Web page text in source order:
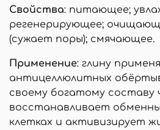
Свойства: питающее;
регенерирующее;
(сужает поры); смячающее.
Применение: глину
антицеллюлитных
своему богатому составу
восстанавливает
клетках и активизирует